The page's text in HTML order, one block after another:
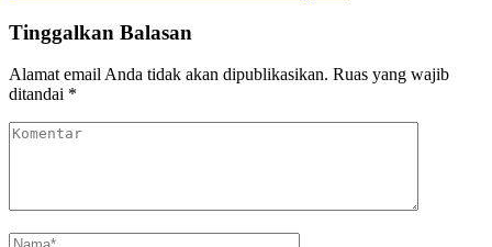
Tinggalkan Balasan
Alamat email Anda tidak akan dipublikasikan. Ruas yang wajib
ditandai *